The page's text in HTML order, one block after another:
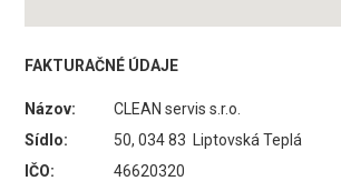
FAKTURAČNÉ ÚDAJE
Názov:
CLEAN servis s.r.o.
Sídlo:
50, 034 83 Liptovská Teplá
IČO:
46620320